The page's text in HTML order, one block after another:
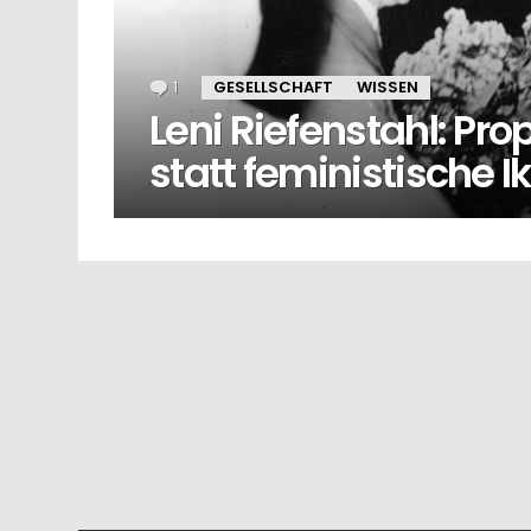
1 Kommentar
GESELLSCHAFT WISSEN
Leni Riefenstahl:
statt feministische